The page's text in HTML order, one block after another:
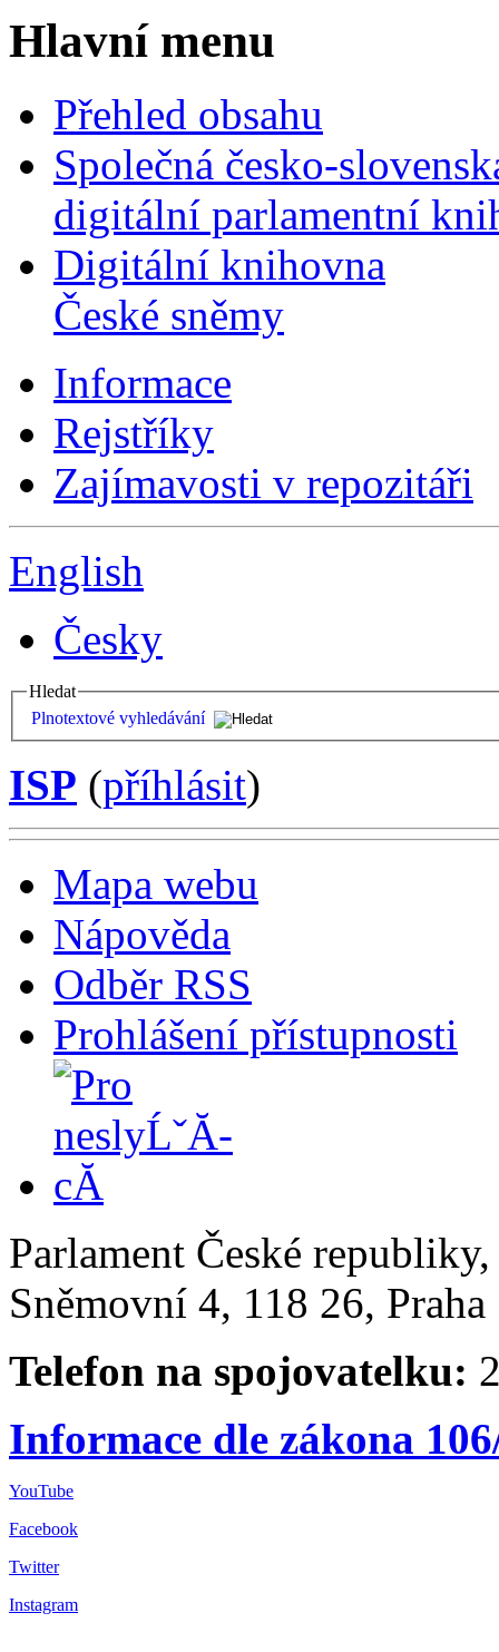
Hlavní menu
Přehled obsahu
Společná česko-
digitální parlamentní
Digitální knihovna
České sněmy
Informace
Rejstříky
Zajímavosti v repozitáři
English
Česky
Hledat
Plnotextové vyhledávání
ISP (příhlásit)
Mapa webu
Nápověda
Odběr RSS
Prohlášení přístupnosti
Parlament České
Sněmovní 4, 118 26,
Telefon na spojovatelku:
Informace dle zákona
YouTube
Facebook
Twitter
Instagram